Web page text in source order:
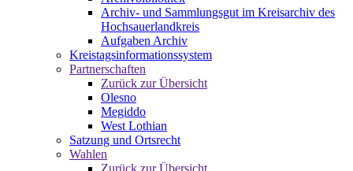
Archiv- und Sammlungsgut im Kreisarchiv des
Hochsauerlandkreis
Aufgaben Archiv
Kreistagsinformationssystem
Partnerschaften
Zurück zur Übersicht
Olesno
Megiddo
West Lothian
Satzung und Ortsrecht
Wahlen
Zurück zur Übersicht